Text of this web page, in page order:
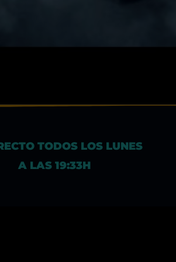
TODOS LOS LUNES
A LAS 19:33H